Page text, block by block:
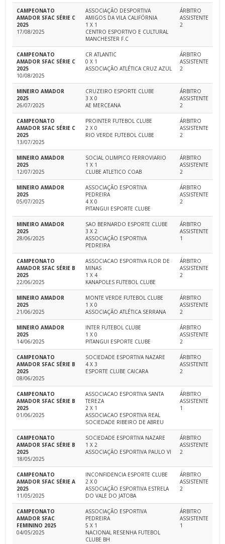
CAMPEONATO
AMADOR SFAC SÉRIE C
2025
17/08/2025
ASSOCIAÇÃO DESPORTIVA
AMIGOS DA VILA CALIFÓRNIA
1 X 1
CENTRO ESPORTIVO E CULTURAL
MANCHESTER F.C
ÁRBITRO
ASSISTENTE
2
CAMPEONATO
AMADOR SFAC SÉRIE C
2025
10/08/2025
CR ATLANTIC
0 X 1
ASSOCIAÇÃO ATLÉTICA CRUZ AZUL
ÁRBITRO
ASSISTENTE
2
MINEIRO AMADOR
2025
26/07/2025
CRUZEIRO ESPORTE CLUBE
3 X 0
AE MERCEANA
ÁRBITRO
ASSISTENTE
2
CAMPEONATO
AMADOR SFAC SÉRIE C
2025
13/07/2025
PROINTER FUTEBOL CLUBE
2 X 0
RIO VERDE FUTEBOL CLUBE
ÁRBITRO
ASSISTENTE
2
MINEIRO AMADOR
2025
12/07/2025
SOCIAL OLIMPICO FERROVIARIO
1 X 1
CLUBE ATLETICO COAB
ÁRBITRO
ASSISTENTE
2
MINEIRO AMADOR
2025
05/07/2025
ASSOCIAÇÃO ESPORTIVA
PEDREIRA
4 X 0
PITANGUI ESPORTE CLUBE
ÁRBITRO
ASSISTENTE
2
MINEIRO AMADOR
2025
28/06/2025
SAO BERNARDO ESPORTE CLUBE
3 X 2
ASSOCIAÇÃO ESPORTIVA
PEDREIRA
ÁRBITRO
ASSISTENTE
1
CAMPEONATO
AMADOR SFAC SÉRIE B
2025
22/06/2025
ASSOCIACAO ESPORTIVA FLOR DE
MINAS
1 X 4
KANAPOLES FUTEBOL CLUBE
ÁRBITRO
ASSISTENTE
2
MINEIRO AMADOR
2025
21/06/2025
MONTE VERDE FUTEBOL CLUBE
1 X 0
ASSOCIAÇÃO ATLÉTICA SERRANA
ÁRBITRO
ASSISTENTE
2
MINEIRO AMADOR
2025
14/06/2025
INTER FUTEBOL CLUBE
1 X 0
PITANGUI ESPORTE CLUBE
ÁRBITRO
ASSISTENTE
2
CAMPEONATO
AMADOR SFAC SÉRIE B
2025
08/06/2025
SOCIEDADE ESPORTIVA NAZARE
4 X 3
ESPORTE CLUBE CAICARA
ÁRBITRO
ASSISTENTE
2
CAMPEONATO
AMADOR SFAC SÉRIE B
2025
01/06/2025
ASSOCIACAO ESPORTIVA SANTA
TEREZA
2 X 1
ASSOCIACAO ESPORTIVA REAL
SOCIEDADE RIBEIRO DE ABREU
ÁRBITRO
ASSISTENTE
1
CAMPEONATO
AMADOR SFAC SÉRIE B
2025
18/05/2025
SOCIEDADE ESPORTIVA NAZARE
1 X 2
ASSOCIAÇÃO ESPORTIVA PAULO VI
ÁRBITRO
ASSISTENTE
2
CAMPEONATO
AMADOR SFAC SÉRIE A
2025
11/05/2025
INCONFIDENCIA ESPORTE CLUBE
2 X 0
ASSOCIAÇÃO ESPORTIVA ESTRELA
DO VALE DO JATOBA
ÁRBITRO
ASSISTENTE
2
CAMPEONATO
AMADOR SFAC
FEMININO 2025
04/05/2025
ASSOCIAÇÃO ESPORTIVA
PEDREIRA
5 X 1
NACIONAL RESENHA FUTEBOL
CLUBE BH
ÁRBITRO
ASSISTENTE
1